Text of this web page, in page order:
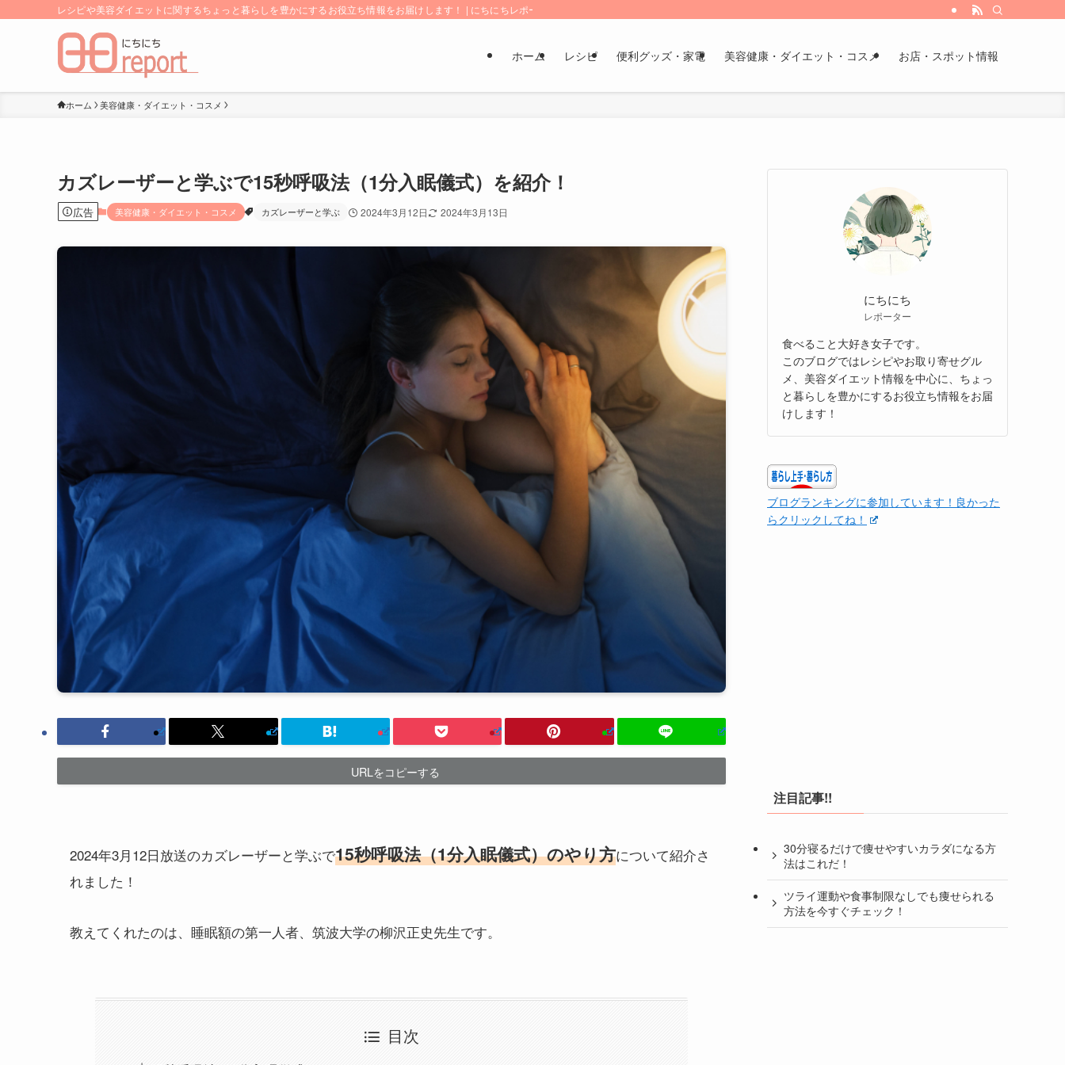
レシピや美容ダイエットに関するちょっと暮らしを豊かにするお役立ち情報をお届けします！ | にちにちレポート
ホーム レシピ 便利グッズ・家電 美容健康・ダイエット・コスメ お店・スポット情報
ホーム 美容健康・ダイエット・コスメ
カズレーザーと学ぶで15秒呼吸法（1分入眠儀式）を紹介！
広告 美容健康・ダイエット・コスメ カズレーザーと学ぶ 2024年3月12日 2024年3月13日
URLをコピーする
2024年3月12日放送のカズレーザーと学ぶで15秒呼吸法（1分入眠儀式）のやり方について紹介さ
れました！
教えてくれたのは、睡眠額の第一人者、筑波大学の柳沢正史先生です。
目次
にちにち
レポーター
食べること大好き女子です。
このブログではレシピやお取り寄せグル
メ、美容ダイエット情報を中心に、ちょっ
と暮らしを豊かにするお役立ち情報をお届
けします！
ブログランキングに参加しています！良かった
らクリックしてね！
注目記事!!
30分寝るだけで痩せやすいカラダになる方
法はこれだ！
ツライ運動や食事制限なしでも痩せられる
方法を今すぐチェック！